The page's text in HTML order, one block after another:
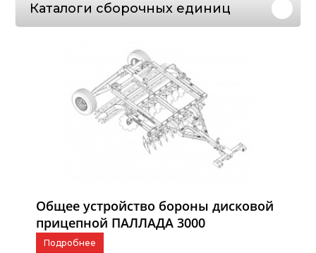
Каталоги сборочных единиц
Общее устройство бороны дисковой
прицепной ПАЛЛАДА 3000
Подробнее